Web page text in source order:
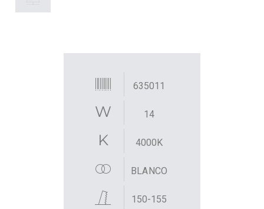
635011
14
4000K
BLANCO
150-155